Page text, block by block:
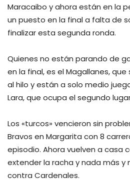
Maracaibo y ahora están en la
un puesto en la final a falta de
finalizar esta segunda ronda.
Quienes no están parando de
en la final, es el Magallanes,
al hilo y están a solo medio
Lara, que ocupa el segundo
Los «turcos» vencieron sin
Bravos en Margarita con 8
episodio. Ahora vuelven a casa
extender la racha y nada más y
contra Cardenales.